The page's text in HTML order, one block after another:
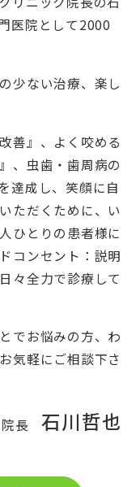
医院として2000
少ない治療、楽し
善』、よく咬める
、虫歯・歯周病の
達成し、笑顔に自
ただくために、い
ひとりの患者様に
コンセント：説明
々全力で診療して
でお悩みの方、わ
気軽にご相談下さ
院長 石川哲也